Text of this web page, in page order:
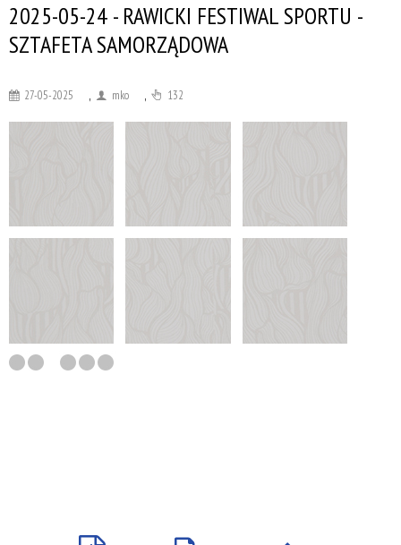
2025-05-24 - RAWICKI FESTIWAL SPORTU -
SZTAFETA SAMORZĄDOWA
27-05-2025 mko 132